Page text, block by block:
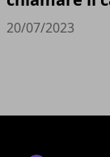
20/07/2023